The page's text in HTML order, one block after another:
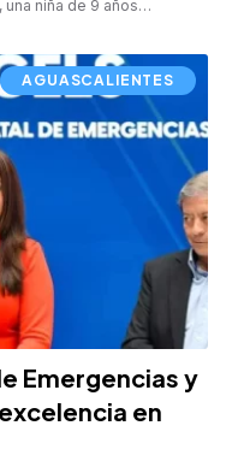
una niña de 9 años…
AGUASCALIENTES
Emergencias y
en